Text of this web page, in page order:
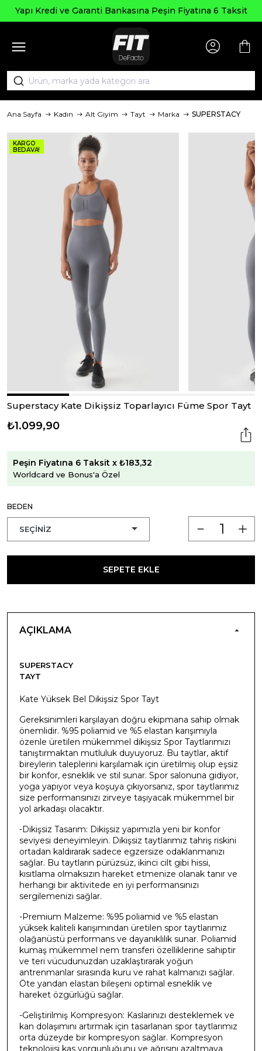
Bankasına Peşin Fiyatına 6 Taksit
Ana Sayfa Kadın Alt Giyim Tayt Marka SUPERSTACY
KARGO
BEDAVA!
Superstacy Kate Dikişsiz Toparlayıcı Füme Spor Tayt
₺1.099,90
Peşin Fiyatına 6 Taksit x ₺183,32
Worldcard ve Bonus'a Özel
BEDEN
SEPETE EKLE
AÇIKLAMA
SUPERSTACY
TAYT
Kate Yüksek Bel Dikişsiz Spor Tayt
Gereksinimleri karşılayan doğru ekipmana sahip olmak
önemlidir. %95 poliamid ve %5 elastan karışımıyla
özenle üretilen mükemmel dikişsiz Spor Taytlarımızı
tanıştırmaktan mutluluk duyuyoruz. Bu taytlar, aktif
bireylerin taleplerini karşılamak için üretilmiş olup eşsiz
bir konfor, esneklik ve stil sunar. Spor salonuna gidiyor,
yoga yapıyor veya koşuya çıkıyorsanız, spor taytlarımız
size performansınızı zirveye taşıyacak mükemmel bir
yol arkadaşı olacaktır.
-Dikişsiz Tasarım: Dikişsiz yapımızla yeni bir konfor
seviyesi deneyimleyin. Dikişsiz taytlarımız tahriş riskini
ortadan kaldırarak sadece egzersize odaklanmanızı
sağlar. Bu taytların pürüzsüz, ikinci cilt gibi hissi,
kısıtlama olmaksızın hareket etmenize olanak tanır ve
herhangi bir aktivitede en iyi performansınızı
sergilemenizi sağlar.
-Premium Malzeme: %95 poliamid ve %5 elastan
yüksek kaliteli karışımından üretilen spor taytlarımız
olağanüstü performans ve dayanıklılık sunar. Poliamid
kumaş mükemmel nem transferi özelliklerine sahiptir
ve teri vücudunuzdan uzaklaştırarak yoğun
antrenmanlar sırasında kuru ve rahat kalmanızı sağlar.
Öte yandan elastan bileşeni optimal esneklik ve
hareket özgürlüğü sağlar.
-Geliştirilmiş Kompresyon: Kaslarınızı desteklemek ve
kan dolaşımını artırmak için tasarlanan spor taytlarımız
orta düzeyde bir kompresyon sağlar. Kompresyon
teknolojisi kas yorgunluğunu ve ağrısını azaltmaya